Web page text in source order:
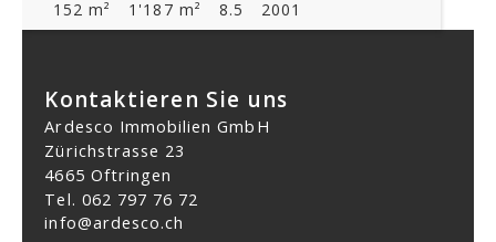
152 m² 1'187 m² 8.5 2001
Kontaktieren Sie uns
Ardesco Immobilien GmbH
Zürichstrasse 23
4665 Oftringen
Tel. 062 797 76 72
info@ardesco.ch